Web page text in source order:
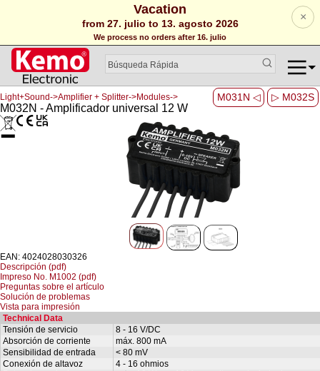
Vacation
from 27. julio to 13. agosto 2026
We process no orders after 16. julio
×
M031N ◁ ▷ M032S
Light+Sound->Amplifier + Splitter->Modules->
M032N - Amplificador universal 12 W
EAN: 4024028030326
Descripción (pdf)
Impreso No. M1002 (pdf)
Preguntas sobre el artículo
Solución de problemas
Vista para impresión
Technical Data
Tensión de servicio
8 - 16 V/DC
Absorción de corriente
máx. 800 mA
Sensibilidad de entrada
< 80 mV
Conexión de altavoz
4 - 16 ohmios